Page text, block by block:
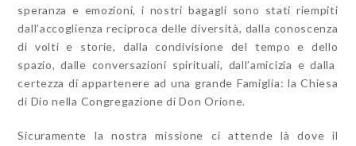
speranza e emozioni, i nostri bagagli sono stati riempiti
dall’accoglienza reciproca delle diversità, dalla conoscenza
di volti e storie, dalla condivisione del tempo e dello
spazio, dalle conversazioni spirituali, dall’amicizia e dalla
certezza di appartenere ad una grande Famiglia: la Chiesa
di Dio nella Congregazione di Don Orione.
Sicuramente la nostra missione ci attende là dove il